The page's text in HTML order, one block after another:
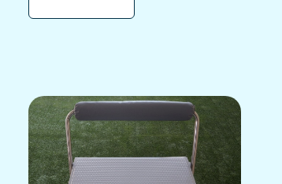
ПВХ устойчивы к нагрузкам и внешним